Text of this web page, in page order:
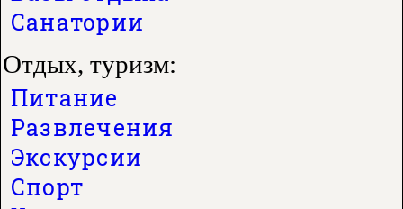
Санатории
Отдых, туризм:
Питание
Развлечения
Экскурсии
Спорт